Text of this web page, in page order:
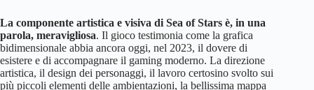
La componente artistica e visiva di Sea of Stars è, in una
parola, meravigliosa. Il gioco testimonia come la grafica
bidimensionale abbia ancora oggi, nel 2023, il dovere di
esistere e di accompagnare il gaming moderno. La direzione
artistica, il design dei personaggi, il lavoro certosino svolto sui
più piccoli elementi delle ambientazioni, la bellissima mappa